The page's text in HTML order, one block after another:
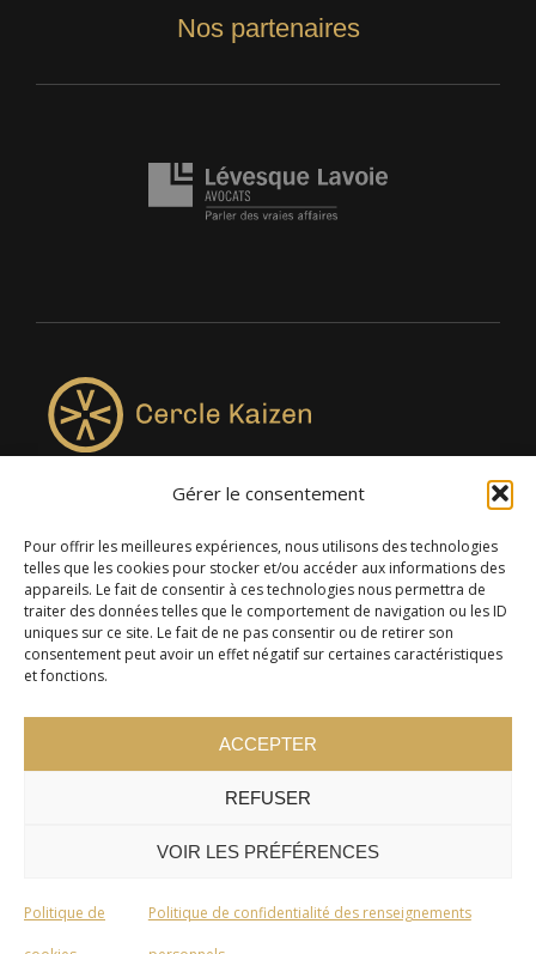
Gérer le consentement
Pour offrir les meilleures expériences, nous utilisons des technologies
telles que les cookies pour stocker et/ou accéder aux informations des
appareils. Le fait de consentir à ces technologies nous permettra de
traiter des données telles que le comportement de navigation ou les ID
uniques sur ce site. Le fait de ne pas consentir ou de retirer son
consentement peut avoir un effet négatif sur certaines caractéristiques
et fonctions.
ACCEPTER
REFUSER
VOIR LES PRÉFÉRENCES
Politique de Politique de confidentialité des renseignements
Nos partenaires
4957, rue Lionel-Groulx, bureau 819, Saint-Augustin-de-
Desmaures QC G3A 0M7
© 2024 Cercle Kaizen. Tous droits réservés -